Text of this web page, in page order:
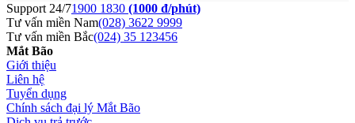
Support 24/71900 1830 (1000 đ/phút)
Tư vấn miền Nam(028) 3622 9999
Tư vấn miền Bắc(024) 35 123456
Mắt Bão
Giới thiệu
Liên hệ
Tuyển dụng
Chính sách đại lý Mắt Bão